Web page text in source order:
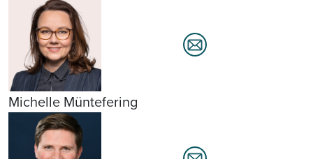
Michelle Müntefering